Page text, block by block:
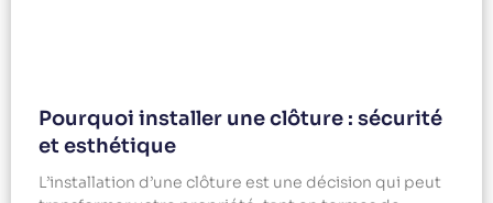
Pourquoi installer une clôture : sécurité
et esthétique
L’installation d’une clôture est une décision qui peut